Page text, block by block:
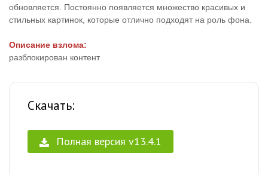
обновляется. Постоянно появляется множество красивых и
стильных картинок, которые отлично подходят на роль фона.
Описание взлома:
разблокирован контент
Скачать:
Полная версия v13.4.1